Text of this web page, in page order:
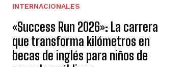
INTERNACIONALES
«Success Run 2026»: La carrera
que transforma kilómetros en
becas de inglés para niños de